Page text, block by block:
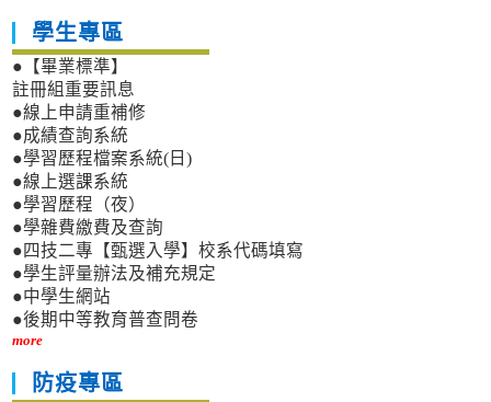
學生專區
●【畢業標準】
註冊組重要訊息
●線上申請重補修
●成績查詢系統
●學習歷程檔案系統(日)
●線上選課系統
●學習歷程（夜）
●學雜費繳費及查詢
●四技二專【甄選入學】校系代碼填寫
●學生評量辦法及補充規定
●中學生網站
●後期中等教育普查問卷
more
防疫專區